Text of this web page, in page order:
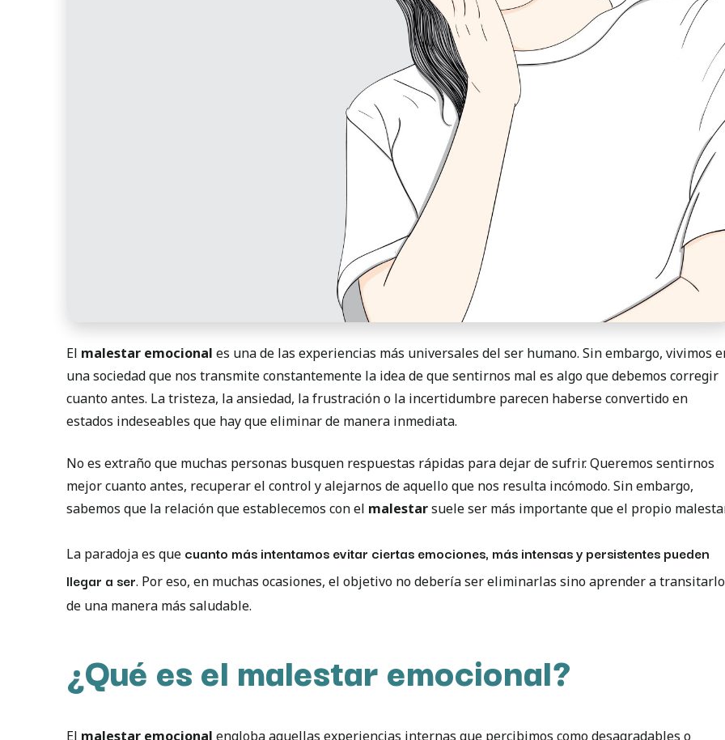
El malestar emocional es una de las experiencias más universales del ser humano. Sin embargo, vivimos
una sociedad que nos transmite constantemente la idea de que sentirnos mal es algo que debemos corregir
cuanto antes. La tristeza, la ansiedad, la frustración o la incertidumbre parecen haberse convertido en
estados indeseables que hay que eliminar de manera inmediata.
No es extraño que muchas personas busquen respuestas rápidas para dejar de sufrir. Queremos sentirnos
mejor cuanto antes, recuperar el control y alejarnos de aquello que nos resulta incómodo. Sin embargo,
sabemos que la relación que establecemos con el malestarsuele ser más importante que el propio
La paradoja es que cuanto más intentamos evitar ciertas emociones, más intensas y persistentes pueden
llegar a ser. Por eso, en muchas ocasiones, el objetivo no debería ser eliminarlas sino aprender a transitarlo
de una manera más saludable.
¿Qué es el malestar emocional?
El malestar emocional engloba aquellas experiencias internas que percibimos como desagradables o